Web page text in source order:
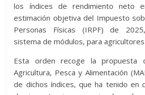
los índices de rendimiento neto
estimación objetiva del Impuesto
Personas Físicas (IRPF) de
sistema de módulos, para
Esta orden recoge la propuesta
Agricultura, Pesca y Alimentación
de dichos índices, que ha tenido en